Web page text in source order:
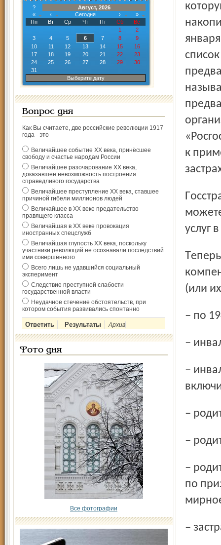
?
Август, 2026
«
‹ Сегодня ›
»
Пн
Вт Ср Чт Пт Сб
Вс
1
2
3
4 5 6 7 8
9
10
11 12 13 14 15
16
17
18 19 20 21 22
23
24
25 26 27 28 29
30
31
Выберите дату
Вопрос дня
Как Вы считаете, две российские революции 1917
года - это
Величайшее событие ХХ века, принёсшее
свободу и счастье народам России
Величайшее разочарование ХХ века,
доказавшее невозможность построения
справедливого государства
Величайшее преступление ХХ века, ставшее
причиной гибели миллионов людей
Величайшее в ХХ веке предательство
правящего класса
Величайшая в ХХ веке провокация
иностранных спецслужб
Величайшая глупость ХХ века, поскольку
участники революций не осознавали последствий
ими совершённого
Всего лишь не удавшийся социальный
эксперимент
Следствие преступной слабости
государственной власти
Неудачное стечение обстоятельств, при
котором события развивались спонтанно
Архив
Фото дня
Все фотографии
к
Госстрахе и скончались в 2004 году, то вы, как наследник,
услуг
Теперь право на получение предварительной
(или
– по
–
– инвалиды II группы по 1955 год рождения
–
–
– родители, сыновья которых проходили военную службу
по
–